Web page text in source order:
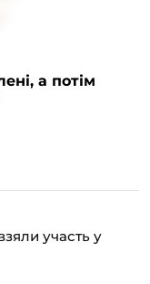
а потім
участь у